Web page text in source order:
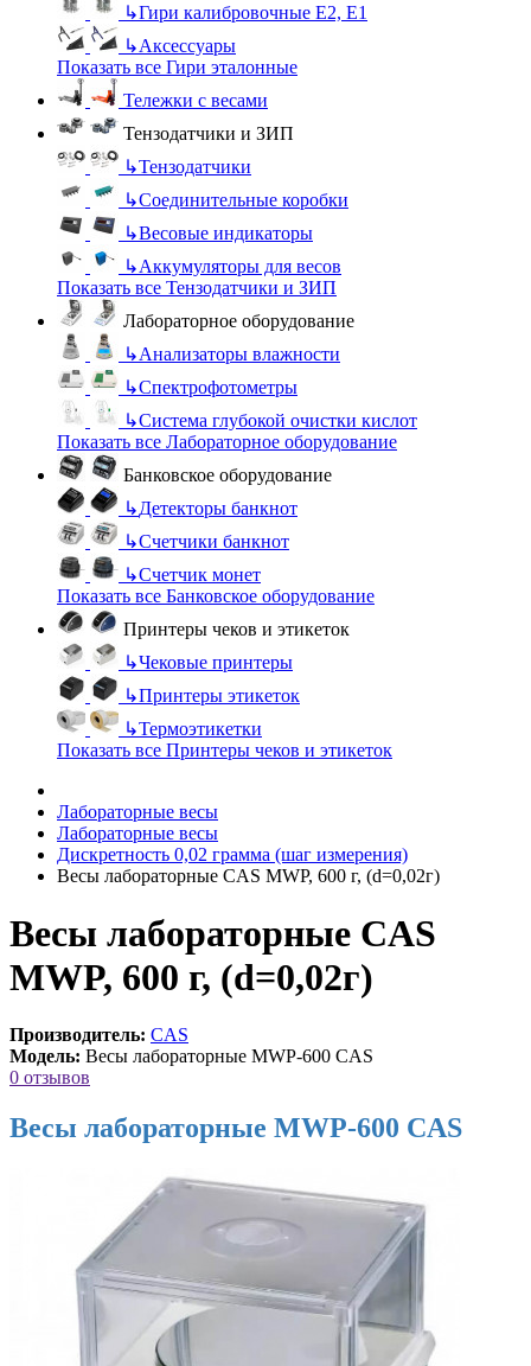
↳Гири калибровочные E2, Е1
↳Аксессуары
Показать все Гири эталонные
Тележки с весами
Тензодатчики и ЗИП
↳Тензодатчики
↳Соединительные коробки
↳Весовые индикаторы
↳Аккумуляторы для весов
Показать все Тензодатчики и ЗИП
Лабораторное оборудование
↳Анализаторы влажности
↳Спектрофотометры
↳Система глубокой очистки кислот
Показать все Лабораторное оборудование
Банковское оборудование
↳Детекторы банкнот
↳Счетчики банкнот
↳Счетчик монет
Показать все Банковское оборудование
Принтеры чеков и этикеток
↳Чековые принтеры
↳Принтеры этикеток
↳Термоэтикетки
Показать все Принтеры чеков и этикеток
Лабораторные весы
Лабораторные весы
Дискретность 0,02 грамма (шаг измерения)
Весы лабораторные CAS MWP, 600 г, (d=0,02г)
Весы лабораторные CAS
MWP, 600 г, (d=0,02г)
Производитель: CAS
Модель: Весы лабораторные MWP-600 CAS
0 отзывов
Весы лабораторные MWP-600 CAS